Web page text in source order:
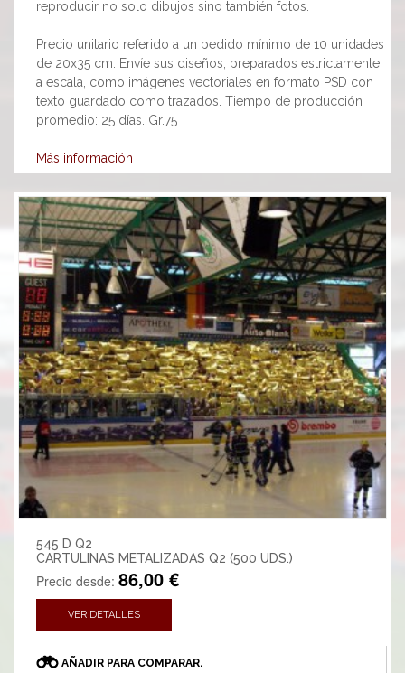
reproducir no solo dibujos sino también fotos.
Precio unitario referido a un pedido mínimo de 10 unidades
de 20x35 cm. Envíe sus diseños, preparados estrictamente
a escala, como imágenes vectoriales en formato PSD con
texto guardado como trazados. Tiempo de producción
promedio: 25 días. Gr.75
Más información
545 D Q2
CARTULINAS METALIZADAS Q2 (500 UDS.)
Precio desde: 86,00 €
VER DETALLES
AÑADIR PARA COMPARAR.